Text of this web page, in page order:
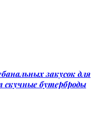
закусок для
бутерброды